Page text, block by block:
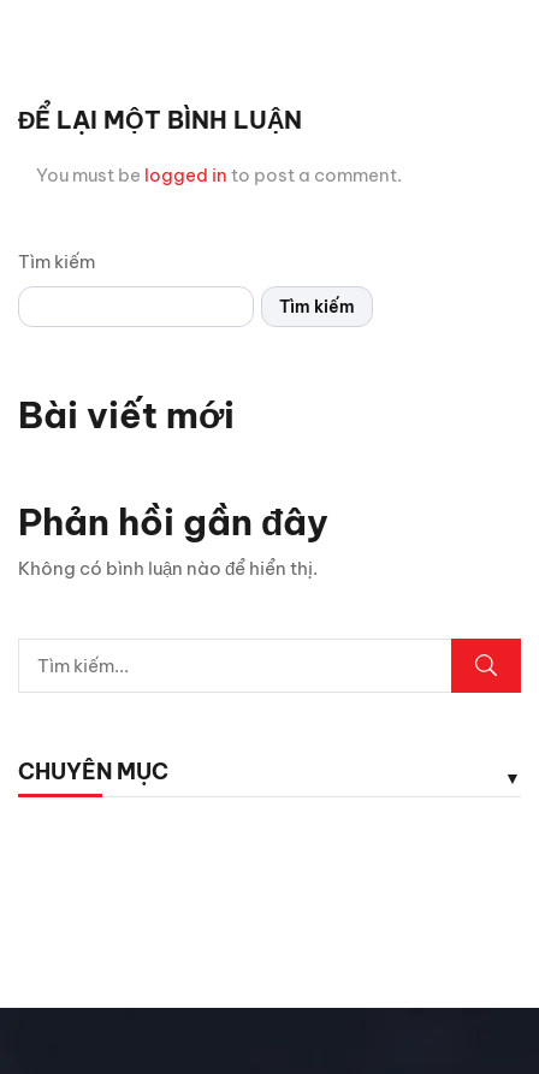
Tìm kiếm
Tìm kiếm
Bài viết mới
5 vị trí trên ô tô cần kiểm tra ngay sau mưa lớn
nhiêu?
5 phụ kiện ô tô giá rẻ nhưng cực kỳ cần thiết cho tài xế
Phản hồi gần đây
Không có bình luận nào để hiển thị.
CHUYÊN MỤC
ĐỂ LẠI MỘT BÌNH LUẬN
You must be logged in to post a comment.